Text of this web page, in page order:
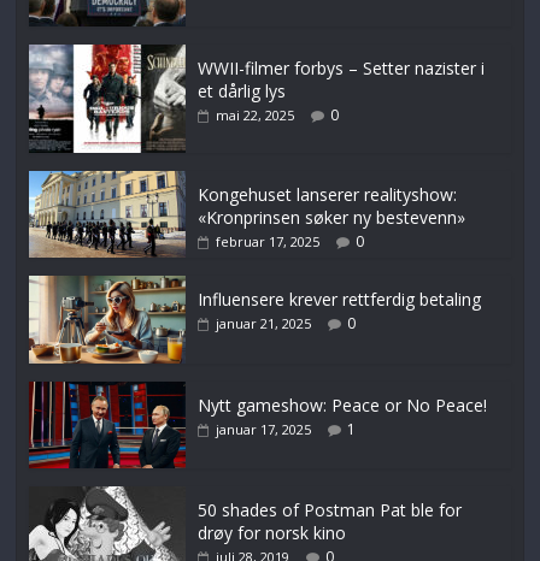
WWII-filmer forbys – Setter nazister i
et dårlig lys
mai 22, 2025 0
Kongehuset lanserer realityshow:
«Kronprinsen søker ny bestevenn»
februar 17, 2025 0
Influensere krever rettferdig betaling
januar 21, 2025 0
Nytt gameshow: Peace or No Peace!
januar 17, 2025 1
50 shades of Postman Pat ble for
drøy for norsk kino
juli 28, 2019 0